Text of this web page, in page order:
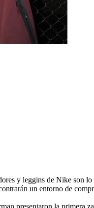
y leggins de Nike son
un entorno de